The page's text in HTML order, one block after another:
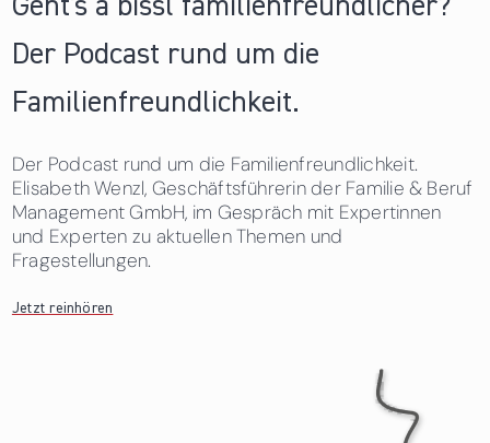
Geht's a bissl familienfreundlicher?
Der Podcast rund um die
Familienfreundlichkeit.
Der Podcast rund um die Familienfreundlichkeit.
Elisabeth Wenzl, Geschäftsführerin der Familie & Beruf
Management GmbH, im Gespräch mit Expertinnen
und Experten zu aktuellen Themen und
Fragestellungen.
Jetzt reinhören